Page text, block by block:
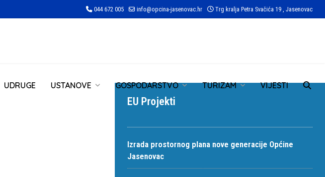
044 672 005 info@opcina-jasenovac.hr Trg kralja Petra Svačića 19 , Jasenovac
UDRUGE USTANOVE GOSPODARSTVO TURIZAM VIJESTI
EU Projekti
Izrada prostornog plana nove generacije Općine
Jasenovac